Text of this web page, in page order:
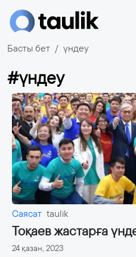
Басты бет үндеу
#үндеу
Саясат taulik
Тоқаев жастарға
24 қазан, 2023